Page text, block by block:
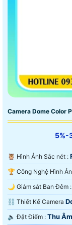
Camera Dome Color
5%-
🦉 Hình Ảnh Sắc nét :
🌙 Giám sát Ban Đêm :
⛓ Thiết Kế Camera
️🔈 Đặt Điểm : Thu